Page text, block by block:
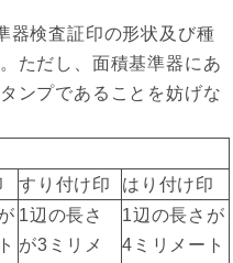
検査証印の形状及び種
ただし、面積基準器にあ
ンプであることを妨げな
すり付け印
はり付け印
1辺の長さ
が3ミリメ
1辺の長さが
4ミリメート